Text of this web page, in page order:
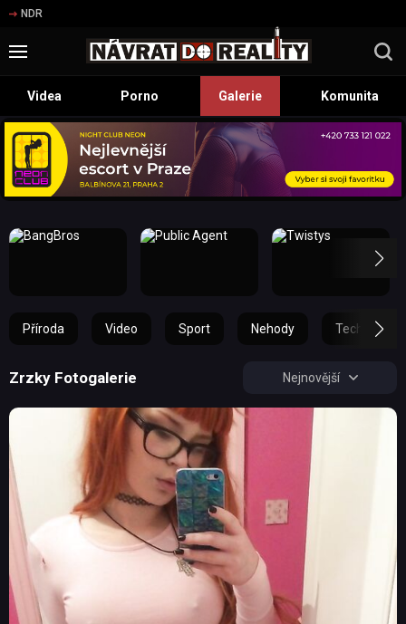
NDR
Videa Porno Galerie Komunita
Příroda Video Sport Nehody Technika
Zrzky Fotogalerie Nejnovější